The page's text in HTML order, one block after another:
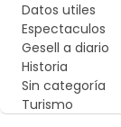
Datos utiles
Espectaculos
Gesell a diario
Historia
Sin categoría
Turismo